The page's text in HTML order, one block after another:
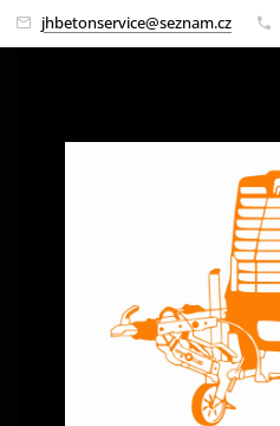
jhbetonservice@seznam.cz